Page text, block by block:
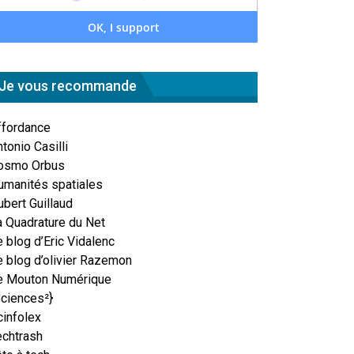
Je vous recommande
Casilli
Orbus
spatiales
Guillaud
Quadrature du Net
blog d’Eric Vidalenc
blog d’olivier Razemon
Mouton Numérique